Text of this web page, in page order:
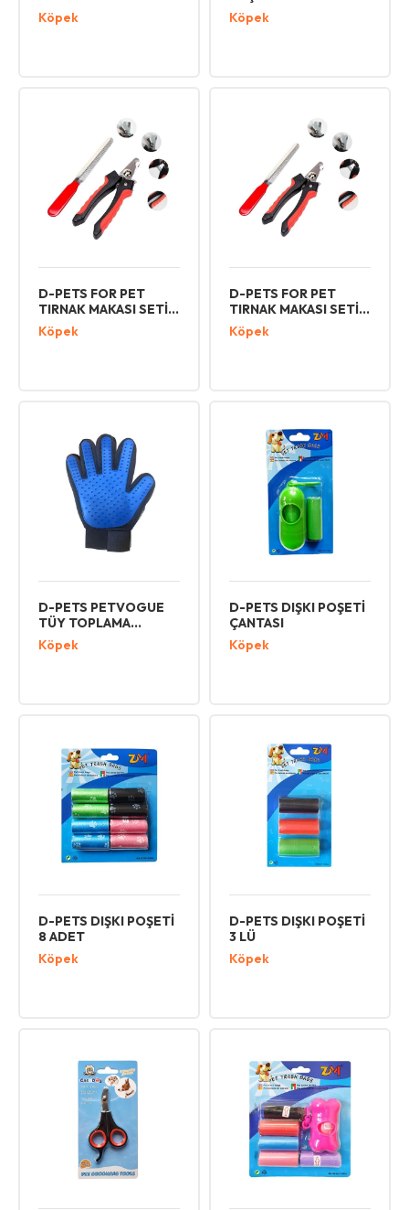
BÜYÜK
Köpek
Köpek
D-PETS FOR PET
TIRNAK MAKASI SETİ
BÜYÜK
Köpek
D-PETS FOR PET
TIRNAK MAKASI SETİ
KÜÇÜK
Köpek
D-PETS PETVOGUE
TÜY TOPLAMA
ELDİVENİ
Köpek
D-PETS DIŞKI POŞETİ
ÇANTASI
Köpek
D-PETS DIŞKI POŞETİ
8 ADET
Köpek
D-PETS DIŞKI POŞETİ
3 LÜ
Köpek